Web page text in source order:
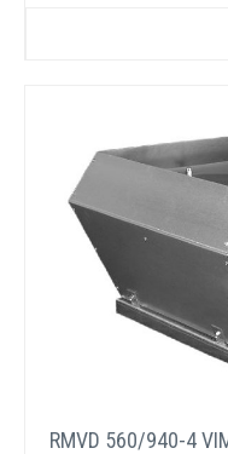
RMVD 560/940-4